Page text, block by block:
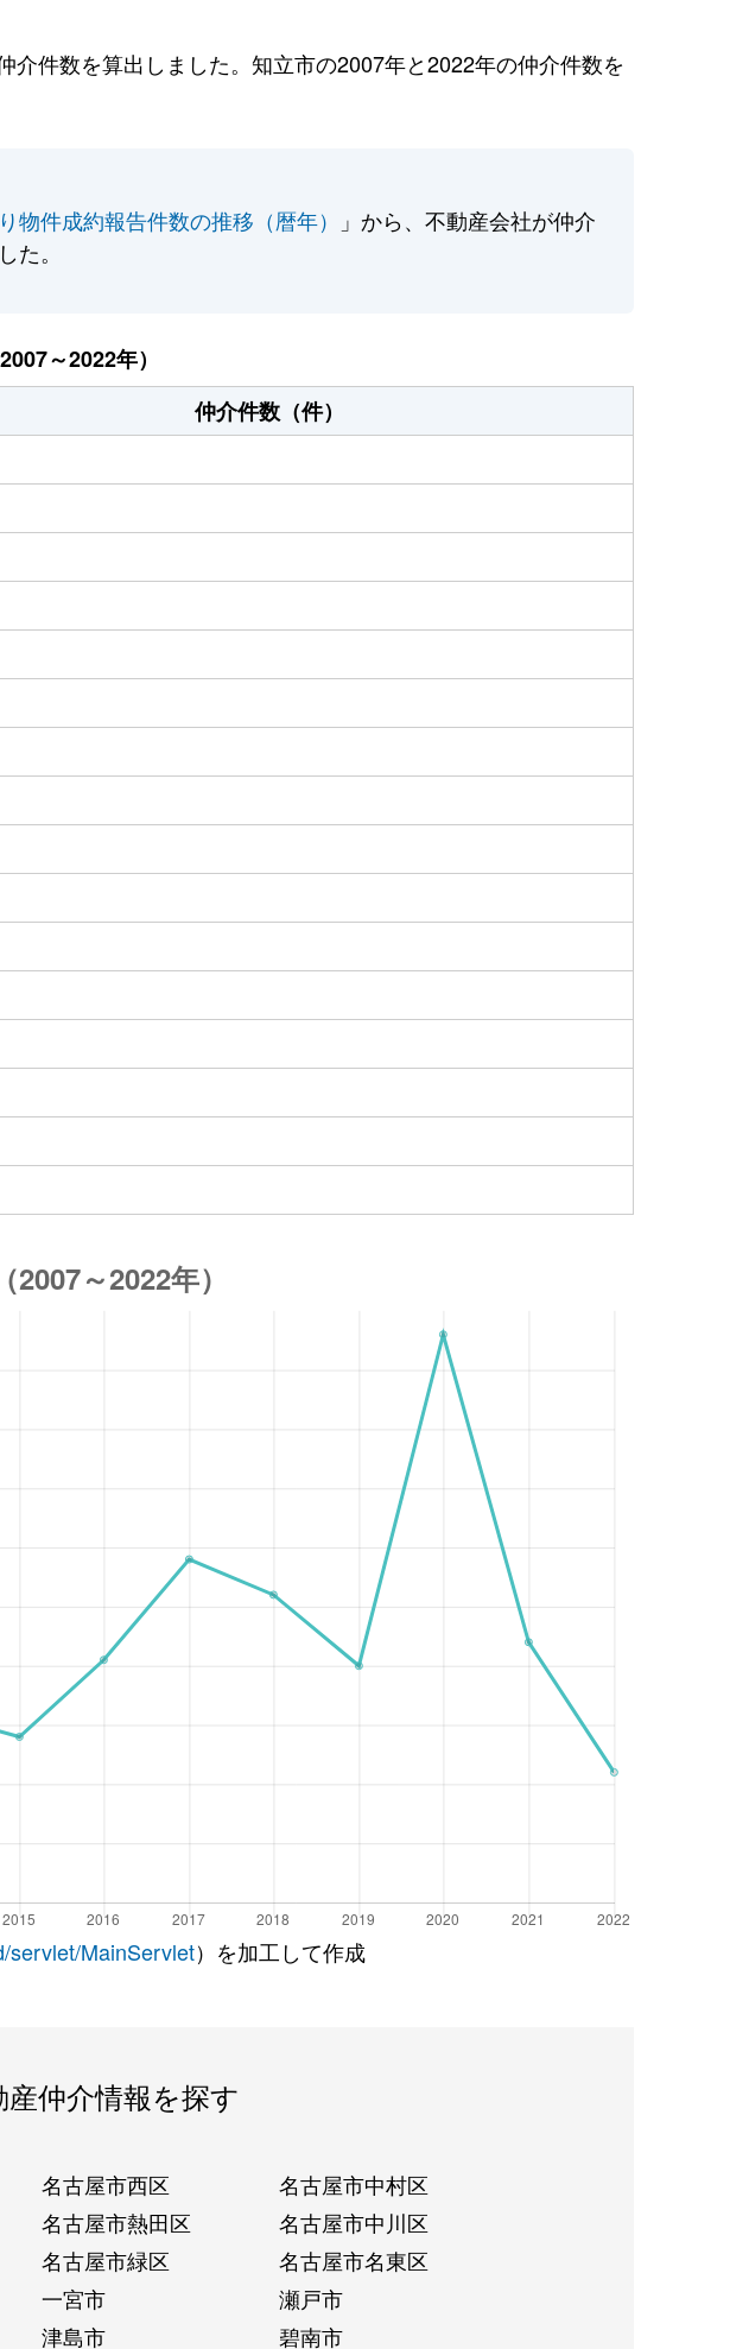
件数を算出しました。知立市の2007年と2022年の仲介件数を
物件成約報告件数の推移（暦年）
」から、不動産会社が仲介
。
～2022年）
仲介件数（件）
servlet/MainServlet）を加工して作成
仲介情報を探す
名古屋市西区
名古屋市中村区
名古屋市熱田区
名古屋市中川区
名古屋市緑区
名古屋市名東区
一宮市
瀬戸市
津島市 碧南市